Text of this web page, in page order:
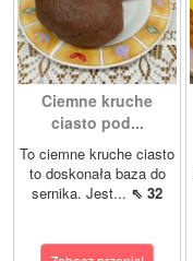
Ciemne kruche
ciasto pod...
To ciemne kruche ciasto
to doskonała baza do
sernika. Jest... ⇖ 32